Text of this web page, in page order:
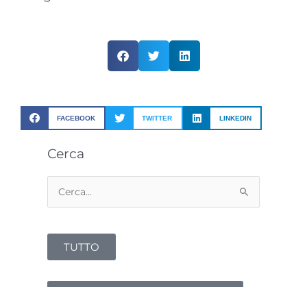
FACEBOOK TWITTER LINKEDIN
Cerca
Cerca:
TUTTO